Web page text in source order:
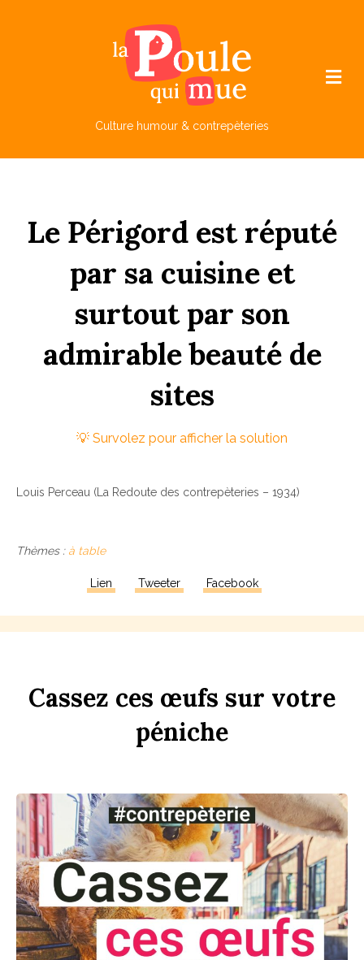
Culture humour & contrepèteries
M
e
Le Périgord est réputé
par sa cuisine et
surtout par son
admirablebeauté de
sites
Louis Perceau (La Redoute des contrepèteries – 1934)
Thèmes : à table
Lien Tweeter Facebook
Cassez ces œufs sur votre
péniche